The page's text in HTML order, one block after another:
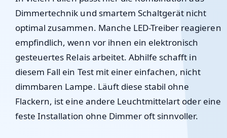
Dimmertechnik und smartem Schaltgerät nicht
optimal zusammen. Manche LED-Treiber reagieren
empfindlich, wenn vor ihnen ein elektronisch
gesteuertes Relais arbeitet. Abhilfe schafft in
diesem Fall ein Test mit einer einfachen, nicht
dimmbaren Lampe. Läuft diese stabil ohne
Flackern, ist eine andere Leuchtmittelart oder eine
feste Installation ohne Dimmer oft sinnvoller.